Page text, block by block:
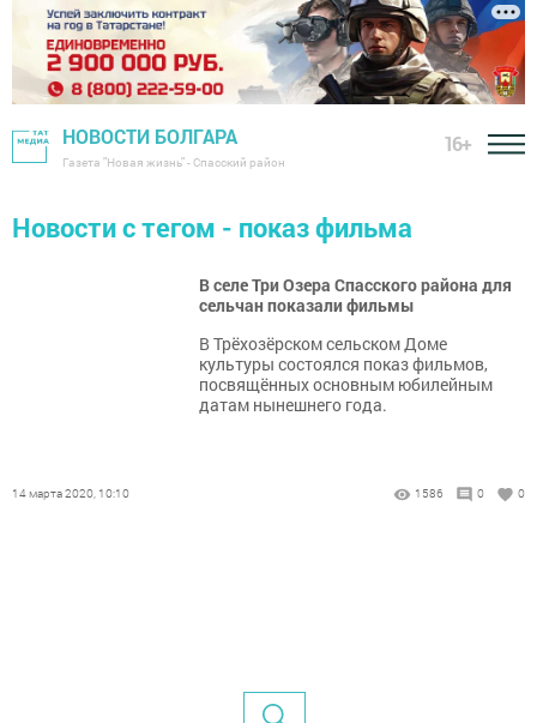
НОВОСТИ БОЛГАРА
Газета "Новая жизнь" - Спасский район
16+
Новости с тегом - показ фильма
В селе Три Озера Спасского района для
сельчан показали фильмы
​​​​​​​В Трёхозёрском сельском Доме
культуры состоялся показ фильмов,
посвящённых основным юбилейным
датам нынешнего года.
14 марта 2020, 10:10 1586 0 0